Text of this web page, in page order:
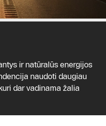
ir natūralūs energijos
naudoti daugiau
dar vadinama žalia